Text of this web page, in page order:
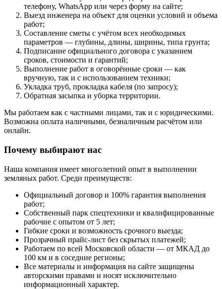
телефону, WhatsApp или через форму на сайте;
Выезд инженера на объект для оценки условий и объема
работ;
Составление сметы с учётом всех необходимых
параметров — глубины, длины, ширины, типа грунта;
Подписание официального договора с указанием
сроков, стоимости и гарантий;
Выполнение работ в оговорённые сроки — как
вручную, так и с использованием техники;
Укладка труб, прокладка кабеля (по запросу);
Обратная засыпка и уборка территории.
Мы работаем как с частными лицами, так и с юридическими.
Возможна оплата наличными, безналичным расчётом или
онлайн.
Почему выбирают нас
Наша компания имеет многолетний опыт в выполнении
земляных работ. Среди преимуществ:
Официальный договор и 100% гарантия выполнения
работ;
Собственный парк спецтехники и квалифицированные
рабочие с опытом от 5 лет;
Гибкие сроки и возможность срочного выезда;
Прозрачный прайс-лист без скрытых платежей;
Работаем по всей Московской области — от МКАД до
100 км и в соседние регионы;
Все материалы и информация на сайте защищены
авторскими правами и носят исключительно
информационный характер.